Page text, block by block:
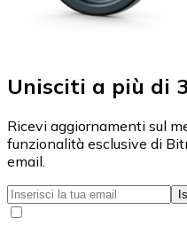
Unisciti a più di
Ricevi aggiornamenti sul
funzionalità esclusive di
email.